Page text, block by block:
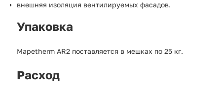
внешняя изоляция вентилируемых фасадов.
Упаковка
Mapetherm AR2 поставляется в мешках по 25 кг.
Расход